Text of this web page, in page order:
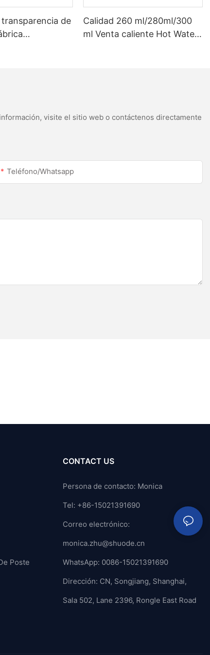
de
Calidad 260 ml/280ml/300
ml Venta caliente Hot Water
visite el sitio web o contáctenos directamente
Teléfono/whatsapp
Poste
CONTACT US
Persona de contacto: Monica
Tel: +86-15021391690
Correo electrónico:
monica.zhu@shuode.cn
WhatsApp: 0086-15021391690
Dirección: CN, Songjiang, Shanghai,
Sala 502, Lane 2396, Rongle East Road